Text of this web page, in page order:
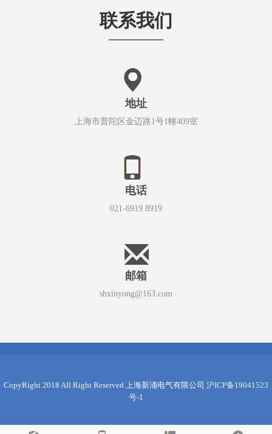
联系我们
地址
上海市普陀区金迈路1号1幢409室
电话
021-6919 8919
邮箱
shxinyong@163.com
CopyRight 2018 All Right Reserved 上海新涌电气有限公司 沪ICP备19041523
号-1